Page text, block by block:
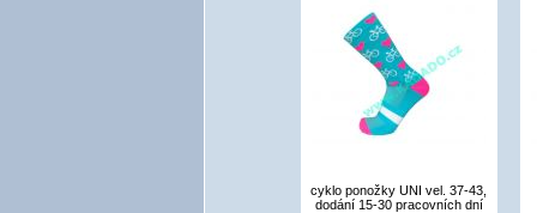
cyklo ponožky UNI vel. 37-43,
dodání 15-30 pracovních dní